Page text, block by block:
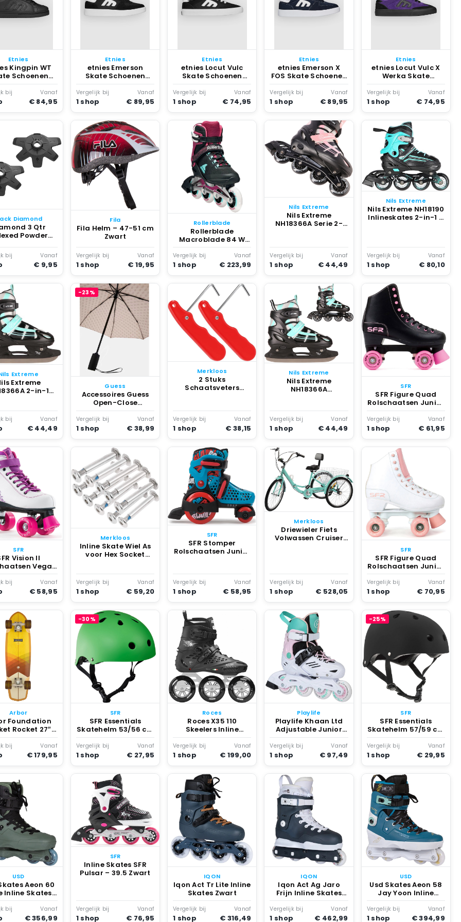
Etnies
Kingpin WT
Schoenen
Zwart
bij Vanaf
€ 84,95
Etnies
etnies Emerson
Skate Schoenen
Zwart
Vergelijk bij
1 shop
Vanaf
€ 89,95
Etnies
etnies Locut Vulc
Skate Schoenen
Zwart
Vergelijk bij
1 shop
Vanaf
€ 74,95
Etnies
etnies Emerson X
FOS Skate Schoenen
Marineblauw
Vergelijk bij
1 shop
Vanaf
€ 89,95
Etnies
etnies Locut Vulc X
Werka Skate
Schoenen Paars
Vergelijk bij
1 shop
Vanaf
€ 74,95
Diamond
3 Qtr
Powder
Grijs
bij Vanaf
€ 9,95
Fila
Fila Helm – 47-51 cm
Zwart
Vergelijk bij
1 shop
Vanaf
€ 19,95
Rollerblade
Rollerblade
Macroblade 84 W
Inline Skates Voor
Dames Vrouw Zwart
Vergelijk bij
1 shop
Vanaf
€ 223,99
Nils Extreme
Nils Extreme
NH18366A Serie 2-
Vergelijk bij
1 shop
Vanaf
€ 44,49
Nils Extreme
Nils Extreme NH18190
Inlineskates 2-in-1 –
Vergelijk bij
1 shop
Vanaf
€ 80,10
Extreme
Extreme
2-in-1
bij Vanaf
€ 44,49
-23%
Guess
Accessoires Guess
Open-Close
Umbrella Fashion
Wear Vrouwen Beige
Vergelijk bij
1 shop
Vanaf
€ 38,99
Merkloos
2 Stuks
Schaatsveters
Draagbare
Schaatsschoen
Veters met
Roestvrijstalen
Veterhaak voor
Schaatsen
Rolschaatsen
Kunstschaatsen en
Schoenen
Vergelijk bij
1 shop
Vanaf
€ 38,15
Nils Extreme
Nils Extreme
NH18366A
Vergelijk bij
1 shop
Vanaf
€ 44,49
SFR
SFR Figure Quad
Rolschaatsen Junior
Zwart
Vergelijk bij
1 shop
Vanaf
€ 61,95
SFR
Vision II
Vegan
Paars
bij Vanaf
€ 58,95
Merkloos
Inline Skate Wiel As
voor Hex Socket
Vergelijk bij
1 shop
Vanaf
€ 59,20
SFR
SFR Stomper
Rolschaatsen Junior
Vergelijk bij
1 shop
Vanaf
€ 58,95
Merkloos
Driewieler Fiets
Volwassen Cruiser
Vergelijk bij
1 shop
Vanaf
€ 528,05
SFR
SFR Figure Quad
Rolschaatsen Junior
Roze
Vergelijk bij
1 shop
Vanaf
€ 70,95
Arbor
Foundation
Rocket 27″
patroon
bij Vanaf
€ 179,95
-30%
SFR
SFR Essentials
Skatehelm 53/56 cm
Groen
Vergelijk bij
1 shop
Vanaf
€ 27,95
Roces
Roces X35 110
Skeelers Inline
Skates Volwassenen
Zilver
Vergelijk bij
1 shop
Vanaf
€ 199,00
Playlife
Playlife Khaan Ltd
Adjustable Junior
Skates Kinderen Wit
Vergelijk bij
1 shop
Vanaf
€ 97,49
-25%
SFR
SFR Essentials
Skatehelm 57/59 cm
Zwart
Vergelijk bij
1 shop
Vanaf
€ 29,95
USD
Aeon 60
Inline Skates
Zwart
bij Vanaf
€ 356,99
SFR
Inline Skates SFR
Pulsar – 39.5 Zwart
Vergelijk bij
1 shop
Vanaf
€ 76,95
IQON
Iqon Act Tr Lite Inline
Skates Zwart
Vergelijk bij
1 shop
Vanaf
€ 316,49
IQON
Iqon Act Ag Jaro
Frijn Inline Skates
Blauw
Vergelijk bij
1 shop
Vanaf
€ 462,99
USD
Usd Skates Aeon 58
Jay Yoon Inline
Skates Grijs
Vergelijk bij
1 shop
Vanaf
€ 394,99